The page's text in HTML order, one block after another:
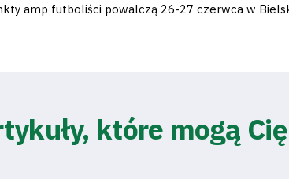
amp futboliści powalczą 26-27 czerwca w
które mogą